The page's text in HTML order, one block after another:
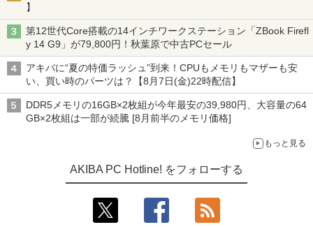
】
第12世代Core搭載の14インチワークステーション「ZBook Firefl
y 14 G9」が79,800円！秋葉原で中古PCセール
アキバに“夏の特価ラッシュ”到来！CPUもメモリもマザーも安
い、買い時のパーツは？【8月7日(金)22時配信】
DDR5メモリの16GB×2枚組が今年最安の39,980円、大容量の64
GB×2枚組は一部が続騰 [8月前半のメモリ価格]
もっと見る
AKIBA PC Hotline! をフォローする